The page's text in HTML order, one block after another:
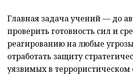
Главная задача учений — до
проверить готовность сил и
реагированию на любые
отработать защиту
уязвимых в